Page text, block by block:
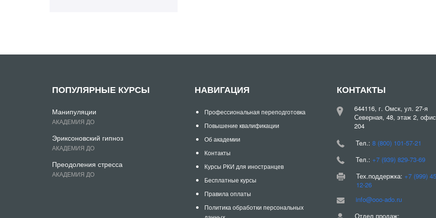
ПОПУЛЯРНЫЕ КУРСЫ
Манипуляции
АКАДЕМИЯ ДО
Эриксоновский гипноз
АКАДЕМИЯ ДО
Преодоления стресса
АКАДЕМИЯ ДО
НАВИГАЦИЯ
Профессиональная переподготовка
Повышение квалификации
Об академии
Контакты
Курсы РКИ для иностранцев
Бесплатные курсы
Правила оплаты
Политика обработки персональных
КОНТАКТЫ
644116, г. Омск, ул. 27-я
Северная, 48, этаж 2, офис
204
Teл.: 8 (800) 101-57-21
Teл.: +7 (939) 829-73-69
Тех.поддержка: +7 (999)
12-26
info@ooo-ado.ru
Отдел продаж: